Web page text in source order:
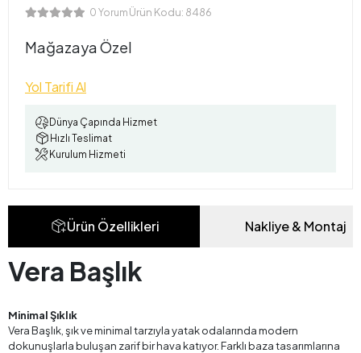
0 Yorum Ürün Kodu: 8486
Mağazaya Özel
Yol Tarifi Al
Dünya Çapında Hizmet
Hızlı Teslimat
Kurulum Hizmeti
Ürün Özellikleri Nakliye & Montaj
Vera Başlık
Minimal Şıklık
Vera Başlık, şık ve minimal tarzıyla yatak odalarında modern
dokunuşlarla buluşan zarif bir hava katıyor. Farklı baza tasarımlarına